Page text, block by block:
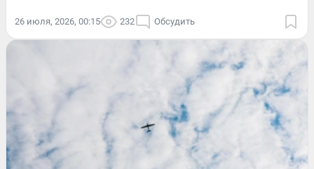
26 июля, 2026, 00:15 232 Обсудить